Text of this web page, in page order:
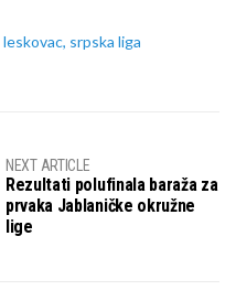
leskovac, srpska liga
NEXT ARTICLE
Rezultati polufinala baraža za
prvaka Jablaničke okružne
lige